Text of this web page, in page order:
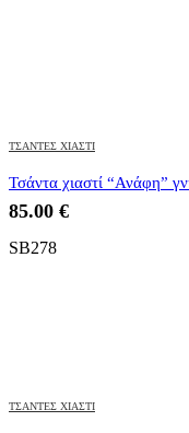
ΤΣΑΝΤΕΣ ΧΙΑΣΤΙ
Τσάντα χιαστί “Ανάφη”
85.00 €
SB278
ΤΣΑΝΤΕΣ ΧΙΑΣΤΙ